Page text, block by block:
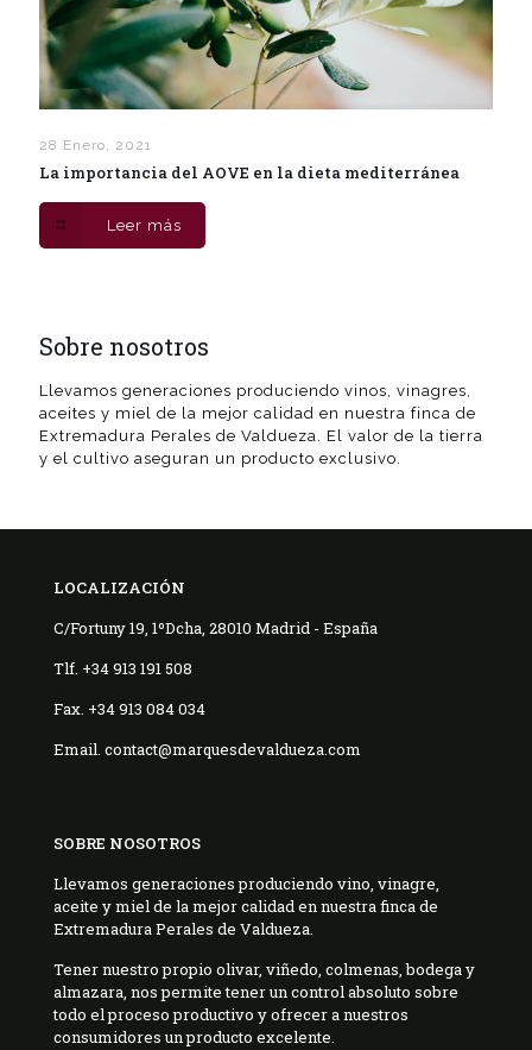
28 Enero, 2021
La importancia del AOVE en la dieta mediterránea
Leer más
Sobre nosotros
Llevamos generaciones produciendo vinos, vinagres,
aceites y miel de la mejor calidad en nuestra finca de
Extremadura Perales de Valdueza. El valor de la tierra
y el cultivo aseguran un producto exclusivo.
LOCALIZACIÓN
C/Fortuny 19, 1ºDcha, 28010 Madrid - España
Tlf. +34 913 191 508
Fax. +34 913 084 034
Email. contact@marquesdevaldueza.com
SOBRE NOSOTROS
Llevamos generaciones produciendo vino, vinagre,
aceite y miel de la mejor calidad en nuestra finca de
Extremadura Perales de Valdueza.
Tener nuestro propio olivar, viñedo, colmenas, bodega y
almazara, nos permite tener un control absoluto sobre
todo el proceso productivo y ofrecer a nuestros
consumidores un producto excelente.